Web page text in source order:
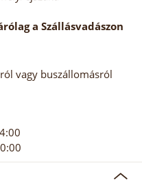
a Szállásvadászon
vagy buszállomásról